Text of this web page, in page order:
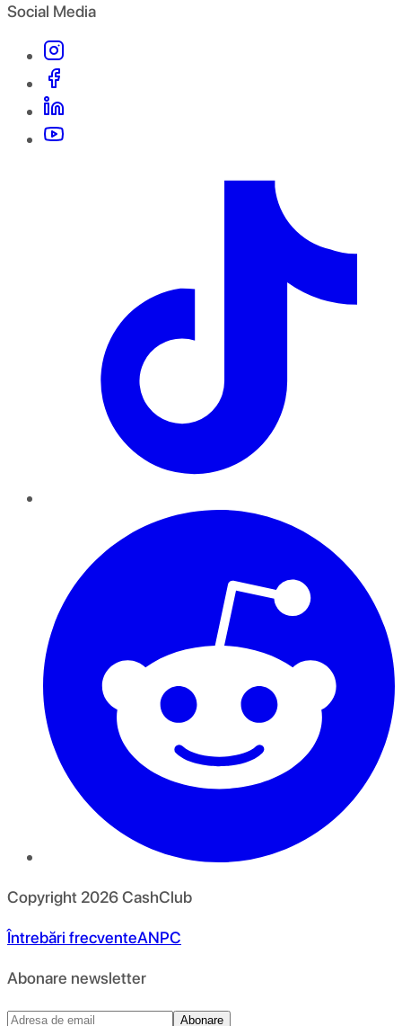
Social Media
Copyright 2026CashClub
Întrebări frecventeANPC
Abonare newsletter
Abonare